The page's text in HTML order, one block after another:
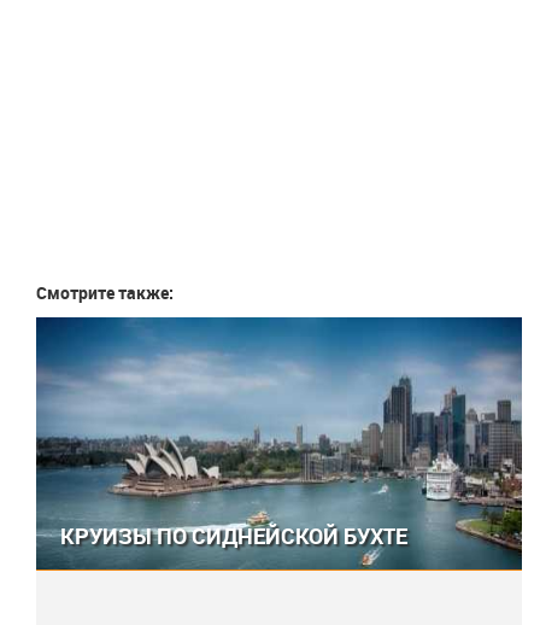
Смотрите также:
КРУИЗЫ ПО СИДНЕЙСКОЙ БУХТЕ